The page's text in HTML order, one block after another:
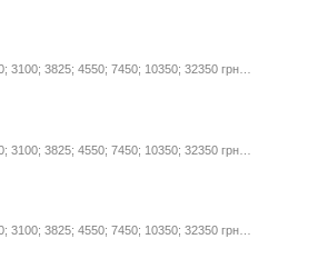
3100; 3825; 4550; 7450; 10350; 32350 грн…
3100; 3825; 4550; 7450; 10350; 32350 грн…
3100; 3825; 4550; 7450; 10350; 32350 грн…